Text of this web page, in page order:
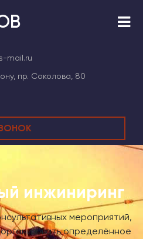
mail.ru
пр. Соколова, 80
инжиниринг
мероприятий,
определённое